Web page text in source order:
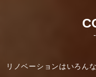
リノベーションはいろん